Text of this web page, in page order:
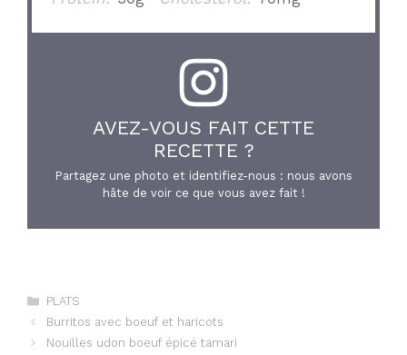
AVEZ-VOUS FAIT CETTE
RECETTE ?
Partagez une photo et identifiez-nous : nous avons
hâte de voir ce que vous avez fait !
Catégories
PLATS
Burritos avec boeuf et haricots
Nouilles udon boeuf épicé tamari